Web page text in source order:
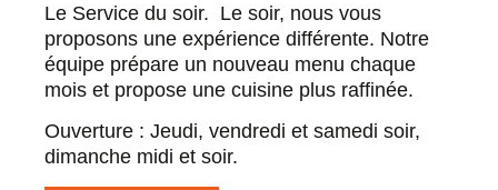
Le Service du soir. Le soir, nous vous
proposons une expérience différente. Notre
équipe prépare un nouveau menu chaque
mois et propose une cuisine plus raffinée.
Ouverture : Jeudi, vendredi et samedi soir,
dimanche midi et soir.